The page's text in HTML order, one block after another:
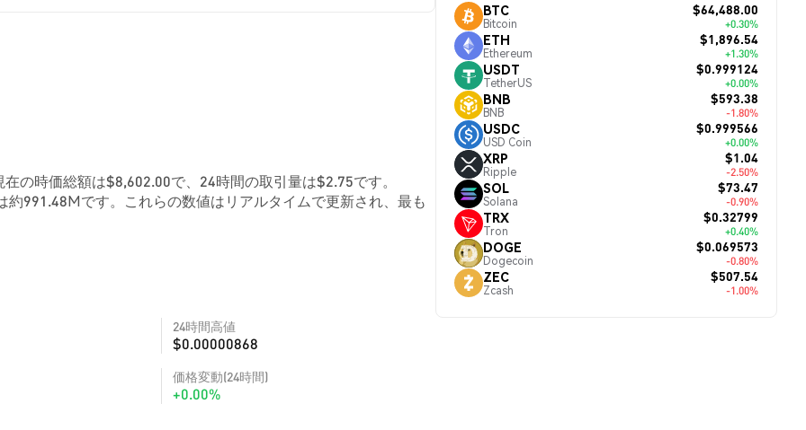
の時価総額は$8,602.00で、24時間の取引量は$2.75です。
約991.48Mです。これらの数値はリアルタイムで更新され、最も
24時間高値
$0.00000868
価格変動(24時間)
+0.00%
BTC
Bitcoin
$64,488.00
+0.30%
ETH
Ethereum
$1,896.54
+1.30%
USDT
TetherUS
$0.999124
+0.00%
BNB
BNB
$593.38
-1.80%
USDC
USD Coin
$0.999566
+0.00%
XRP
Ripple
$1.04
-2.50%
SOL
Solana
$73.47
-0.90%
TRX
Tron
$0.32799
+0.40%
DOGE
Dogecoin
$0.069573
-0.80%
ZEC
Zcash
$507.54
-1.00%